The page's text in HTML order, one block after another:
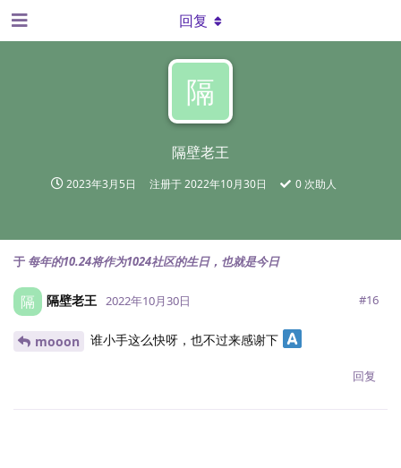
隔
隔壁老王
2023年3月5日 注册于2022年10月30日 0 次助人
回复
于 每年的10.24将作为1024社区的生日，也就是今日
隔 隔壁老王 2022年10月30日 #16
mooon 谁小手这么快呀，也不过来感谢下
回复